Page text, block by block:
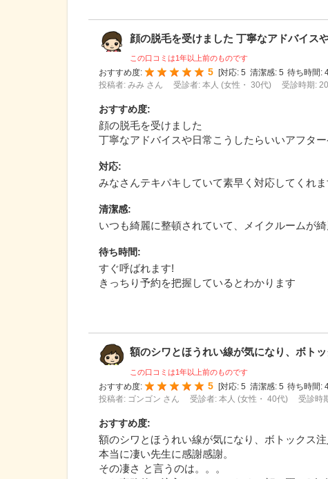
顔の脱毛を受けました 丁寧なアドバイス
この口コミは1年以上前のものです
おすすめ度:
5 対応: 5 清潔感: 5 待ち時間:
投稿者: みみ さん
受診者: 本人 (女性・ 30代) 受診時期:
おすすめ度:
顔の脱毛を受けました
丁寧なアドバイスや日常こうしたらいいアフタ
対応:
みなさんテキパキしていて素早く対応してくれま
清潔感:
いつも綺麗に整頓されていて、メイクルームが
待ち時間:
すぐ呼ばれます!
きっちり予約を把握しているとわかります
額のシワとほうれい線が気になり、ボト
この口コミは1年以上前のものです
おすすめ度:
5 [対応: 5 清潔感: 5 待ち時間:
投稿者: ゴンゴン さん
受診者: 本人 (女性・ 40代) 受診時
おすすめ度:
額のシワとほうれい線が気になり、ボトックス注
本当に凄い先生に感謝感謝。
その凄さ と言うのは。。。